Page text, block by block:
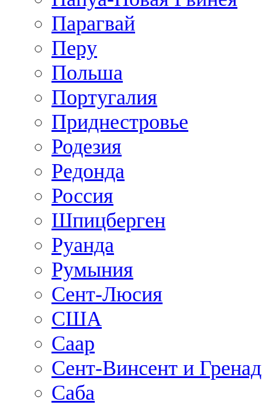
Парагвай
Перу
Польша
Португалия
Приднестровье
Родезия
Редонда
Россия
Шпицберген
Руанда
Румыния
Сент-Люсия
США
Саар
Сент-Винсент и
Саба